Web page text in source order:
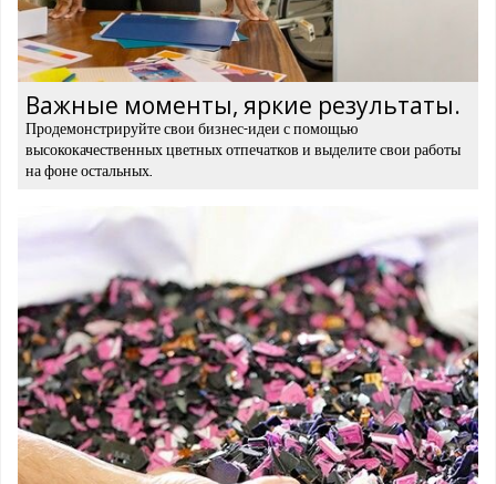
Важные моменты, яркие результаты.
Продемонстрируйте свои бизнес-идеи с помощью
высококачественных цветных отпечатков и выделите свои работы
на фоне остальных.